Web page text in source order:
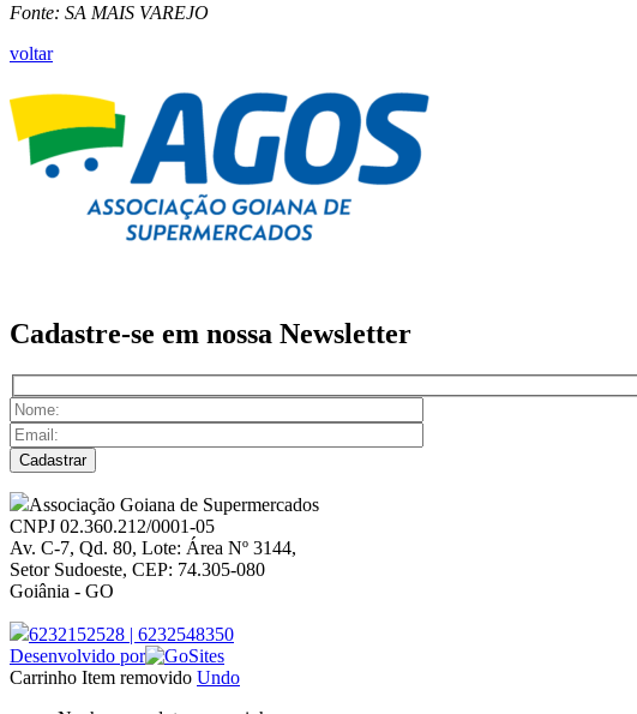
Fonte: SA MAIS VAREJO
voltar
Cadastre-se em nossa Newsletter
Associação Goiana de Supermercados
CNPJ 02.360.212/0001-05
Av. C-7, Qd. 80, Lote: Área Nº 3144,
Setor Sudoeste, CEP: 74.305-080
Goiânia - GO
6232152528 | 6232548350
Desenvolvido por
Carrinho Item removido Undo